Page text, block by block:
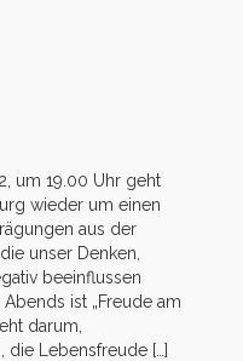
um 19.00 Uhr geht
wieder um einen
aus der
unser Denken,
beeinflussen
ist „Freude am
darum,
die Lebensfreude […]